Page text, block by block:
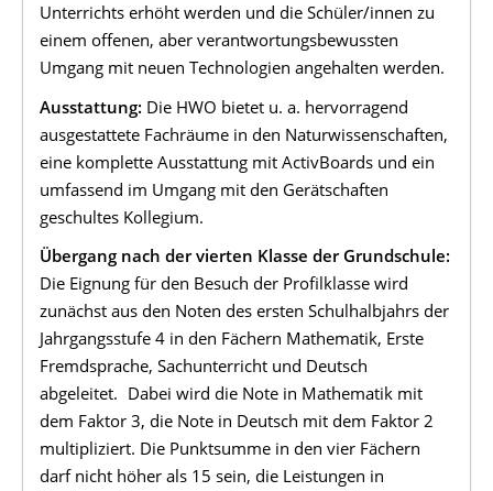
Unterrichts erhöht werden und die Schüler/innen zu
einem offenen, aber verantwortungsbewussten
Umgang mit neuen Technologien angehalten werden.
Ausstattung: Die HWO bietet u. a. hervorragend
ausgestattete Fachräume in den Naturwissenschaften,
eine komplette Ausstattung mit ActivBoards und ein
umfassend im Umgang mit den Gerätschaften
geschultes Kollegium.
Übergang nach der vierten Klasse der Grundschule:
Die Eignung für den Besuch der Profilklasse wird
zunächst aus den Noten des ersten Schulhalbjahrs der
Jahrgangsstufe 4 in den Fächern Mathematik, Erste
Fremdsprache, Sachunterricht und Deutsch
abgeleitet. Dabei wird die Note in Mathematik mit
dem Faktor 3, die Note in Deutsch mit dem Faktor 2
multipliziert. Die Punktsumme in den vier Fächern
darf nicht höher als 15 sein, die Leistungen in